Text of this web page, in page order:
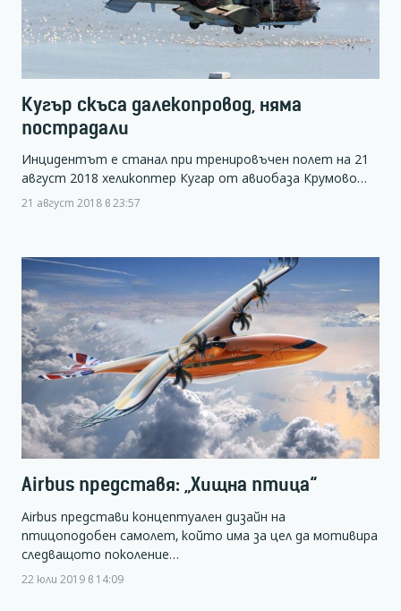
Кугър скъса далекопровод, няма
пострадали
Инцидентът е станал при тренировъчен полет на 21
август 2018 хеликоптер Кугар от авиобаза Крумово…
21 август 2018 в 23:57
Airbus представя: „Хищна птица“
Airbus представи концептуален дизайн на
птицоподобен самолет, който има за цел да мотивира
следващото поколение…
22 юли 2019 в 14:09